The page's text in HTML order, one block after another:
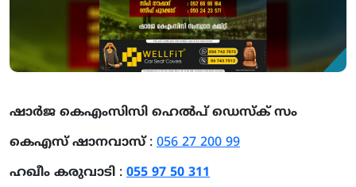
ഷാർജ കെഎംസിസി ഹെൽപ് ഡെസ്‌ക് സം
കെഎസ് ഷാനവാസ്: 056 27 200 99
ഹഖീം കരുവാടി : 055 97 50 311